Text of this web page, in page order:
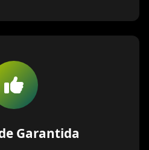
Garantida